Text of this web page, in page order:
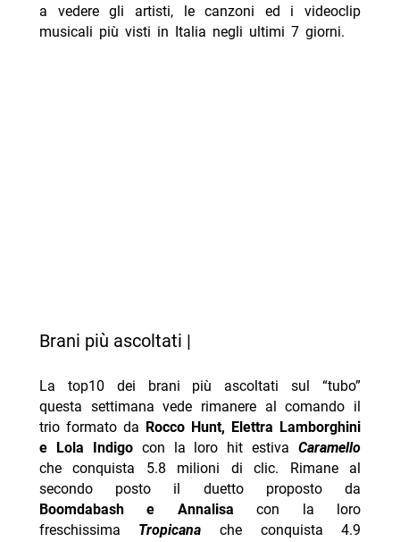
a vedere gli artisti, le canzoni ed i videoclip
musicali più visti in Italia negli ultimi 7 giorni.
Brani più ascoltati |
La top10 dei brani più ascoltati sul “tubo”
questa settimana vede rimanere al comando il
trio formato da Rocco Hunt, Elettra Lamborghini
e Lola Indigo con la loro hit estivaCaramello
che conquista 5.8 milioni di clic. Rimane al
secondo posto il duetto proposto da
Boomdabash e Annalisacon la loro
freschissima Tropicana che conquista 4.9